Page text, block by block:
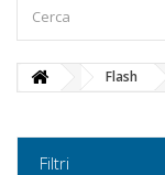
Flash
Filtri